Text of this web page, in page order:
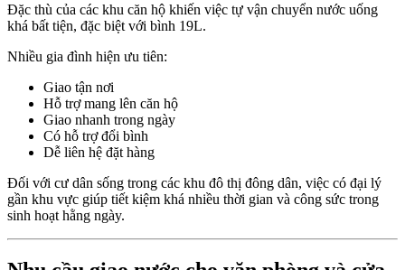
Đặc thù của các khu căn hộ khiến việc tự vận chuyển nước uống
khá bất tiện, đặc biệt với bình 19L.
Nhiều gia đình hiện ưu tiên:
Giao tận nơi
Hỗ trợ mang lên căn hộ
Giao nhanh trong ngày
Có hỗ trợ đổi bình
Dễ liên hệ đặt hàng
Đối với cư dân sống trong các khu đô thị đông dân, việc có đại lý
gần khu vực giúp tiết kiệm khá nhiều thời gian và công sức trong
sinh hoạt hằng ngày.